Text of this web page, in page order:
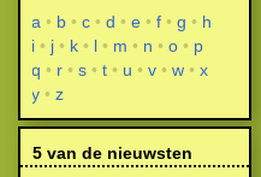
a
b c d e f g
h
i
j k l m n o
p
q
r s t u v w
x
y
z
5 van de nieuwsten